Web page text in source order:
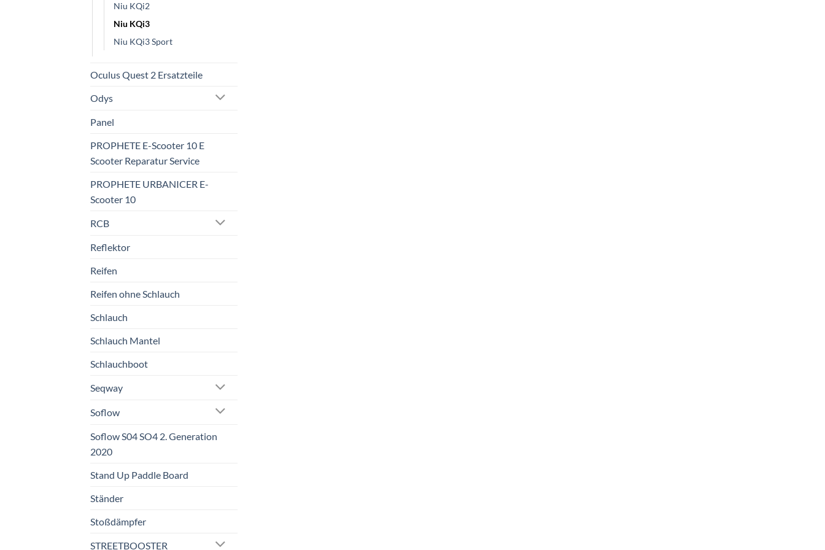
Niu KQi2
Niu KQi3
Niu KQi3 Sport
Oculus Quest 2 Ersatzteile
Odys
Panel
PROPHETE E-Scooter 10 E
Scooter Reparatur Service
PROPHETE URBANICER E-
Scooter 10
RCB
Reflektor
Reifen
Reifen ohne Schlauch
Schlauch
Schlauch Mantel
Schlauchboot
Seqway
Soflow
Soflow S04 SO4 2. Generation
2020
Stand Up Paddle Board
Ständer
Stoßdämpfer
STREETBOOSTER